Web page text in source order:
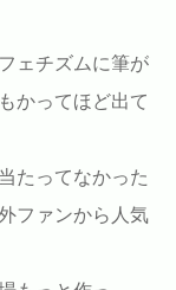
ェチズムに筆が
かってほど出て
たってなかった
ファンから人気